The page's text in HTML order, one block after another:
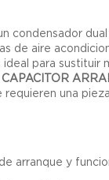
condensador
de aire
para sustituir
CAPACITOR
una
arranque y